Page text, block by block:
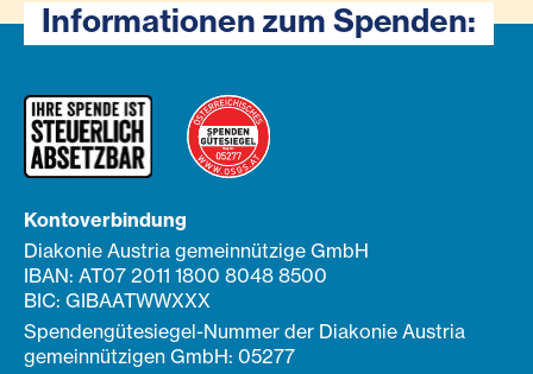
Informationen zum Spenden:
Kontoverbindung
Diakonie Austria gemeinnützige GmbH
IBAN: AT07 2011 1800 8048 8500
BIC: GIBAATWWXXX
Spendengütesiegel-Nummer der Diakonie Austria
gemeinnützigen GmbH: 05277